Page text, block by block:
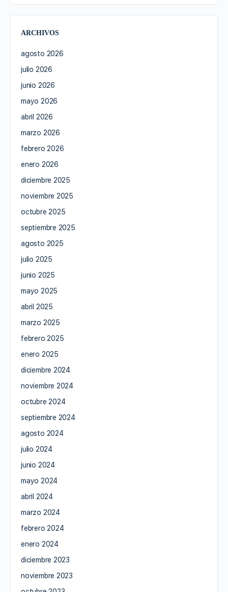
ARCHIVOS
agosto 2026
julio 2026
junio 2026
mayo 2026
abril 2026
marzo 2026
febrero 2026
enero 2026
diciembre 2025
noviembre 2025
octubre 2025
septiembre 2025
agosto 2025
julio 2025
junio 2025
mayo 2025
abril 2025
marzo 2025
febrero 2025
enero 2025
diciembre 2024
noviembre 2024
octubre 2024
septiembre 2024
agosto 2024
julio 2024
junio 2024
mayo 2024
abril 2024
marzo 2024
febrero 2024
enero 2024
diciembre 2023
noviembre 2023